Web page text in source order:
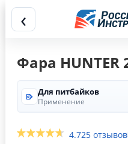
‹
Фара HUNTER
Для питбайков
Применение
4.725 отзывов